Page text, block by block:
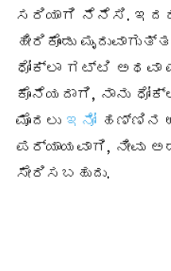
ಸರಿಯಾಗಿ ನೆನೆಸಿ.
ಹೀರಿಕೊಂಡು
ಧೋಕ್ಲಾ ಗಟ್ಟಿ ಅಥವಾ
ಕೊನೆಯದಾಗಿ, ನಾನು
ಮೊದಲು ಇನೋ ಹಣ್ಣಿನ
ಪರ್ಯಾಯವಾಗಿ, ನೀವು
ಸೇರಿಸಬಹುದು.